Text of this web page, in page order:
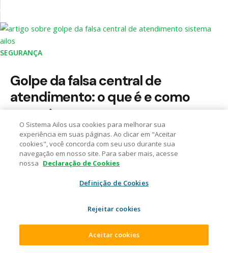
SEGURANÇA
Golpe da falsa central de
atendimento: o que é e como
se proteger
24/07/2026
9 minutos de leitura
Copa do Mundo de 2030: como
O Sistema Ailos usa cookies para melhorar sua
experiência em suas páginas. Ao clicar em "Aceitar
cookies", você concorda com seu uso durante sua
navegação em nosso site. Para saber mais, acesse
nossa Declaração de Cookies
Definição de Cookies
Rejeitar cookies
Aceitar cookies